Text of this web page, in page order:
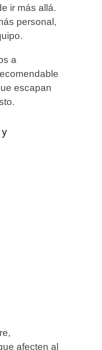
ir más allá.
personal,
a
escapan
afecten al